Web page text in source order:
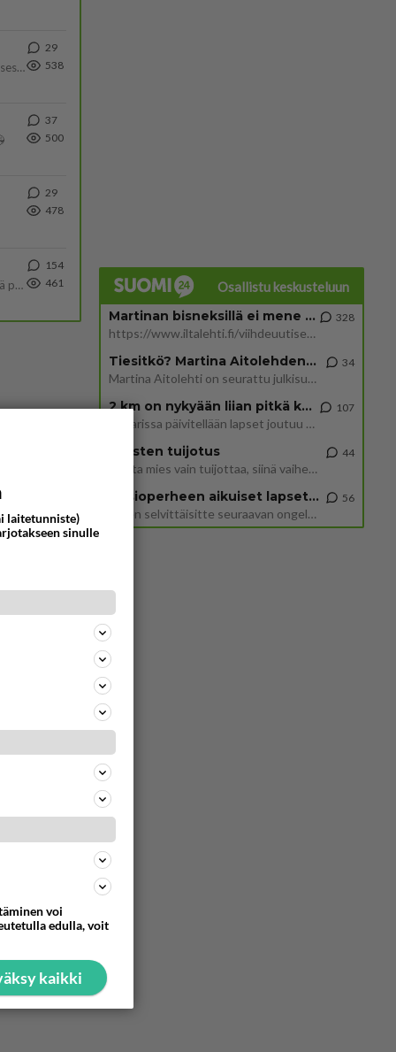
Yhtä paljon, kuin minä sinusta? Haaveissa ollaan kahdestaan, rauhassa ja lähennytään fyysisesti ja tutustutaan syvemmin
29
538
37
500
29
478
Tulevat tänne palstalle haukkumaan miehiä ja naljailemaan miehelle, kehuvat olevansa heitä parempia. Itse asuvat MIEHE
154
461
Osallistu keskusteluun
Martinan bisneksillä ei mene hyvin
https://www.iltalehti.fi/viihdeuutiset/a/c46da6ab-340f-4790-aaa7-0865eed2336 Yrityksen konkurssihakemus on tullut kärä
328
Tiesitkö? Martina Aitolehden isäpuoli on tämä suosittu laulaja
Martina Aitolehti on seurattu julkisuuden henkilö. Lähipiiriin mahtuu muitakin tunnettuja henkilöitä. Tiesitkö, että Ma
34
2 km on nykyään liian pitkä koulumatka
Hesarissa päivitellään lapset joutuu nyt kulkemaan 2 km kouluun jösses. Ruostefillarilla tuo matka menee vaikka miten äk
107
Miesten tuijotus
Mutta mies vain tuijottaa, siinä vaiheessa käännän itse pään pois. Mikä juttu? Yleensä jos joku tuijottaa tai katsoo, hä
44
Uusioperheen aikuiset lapset tyhjentää jääkaapin käydessään
Miten selvittäisitte seuraavan ongelman, meillä on uusioperhe, minulla teini-ikäiset lapset ja puolisolla aikuiset, jotk
56
laitetunniste)
sinulle
voi
edulla, voit
kaikki